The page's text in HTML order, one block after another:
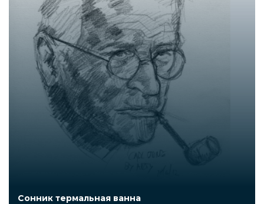
Сонник термальная ванна